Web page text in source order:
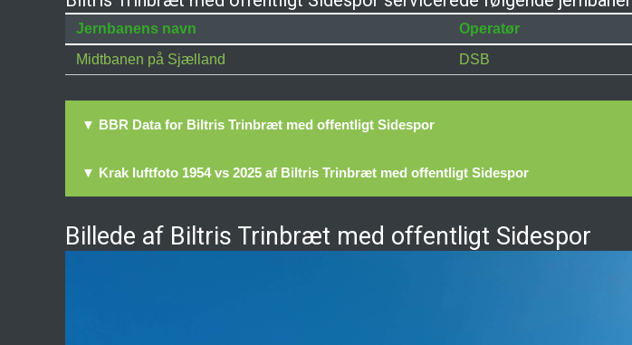
Jernbanens navn Operatør
Midtbanen på Sjælland
DSB
▼ BBR Data for Biltris Trinbræt med offentligt Sidespor
▼ Krak luftfoto 1954 vs 2025 af Biltris Trinbræt med offentligt Sidespor
Billede af Biltris Trinbræt med offentligt Sidespor